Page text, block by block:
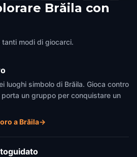
Maria Filotti Theater
Brăila con
modi di giocarci.
luoghi simbolo di Brăila. Gioca contro
porta un gruppo per conquistare un
a Brăila→